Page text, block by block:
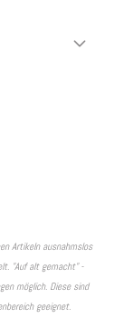
Artikeln ausnahmslos
"Auf alt gemacht" -
möglich. Diese sind
geeignet.